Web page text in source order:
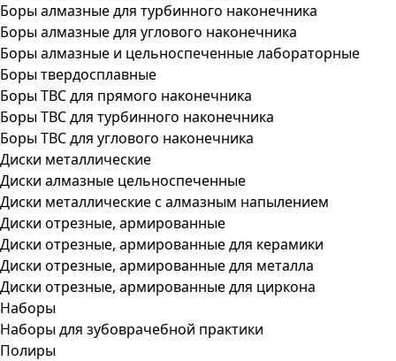
Боры алмазные для турбинного наконечника
Боры алмазные для углового наконечника
Боры алмазные и цельноспеченные лабораторные
Боры твердосплавные
Боры ТВС для прямого наконечника
Боры ТВС для турбинного наконечника
Боры ТВС для углового наконечника
Диски металлические
Диски алмазные цельноспеченные
Диски металлические с алмазным напылением
Диски отрезные, армированные
Диски отрезные, армированные для керамики
Диски отрезные, армированные для металла
Диски отрезные, армированные для циркона
Наборы
Наборы для зубоврачебной практики
Полиры